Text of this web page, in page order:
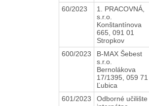
60/2023
1. PRACOVNÁ,
s.r.o.
Konštantínova
665, 091 01
Stropkov
600/2023
B-MAX Šebest
s.r.o.
Bernolákova
17/1395, 059 71
Ľubica
601/2023
Odborné učilište